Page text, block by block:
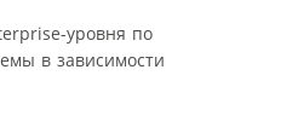
уровня по
в зависимости